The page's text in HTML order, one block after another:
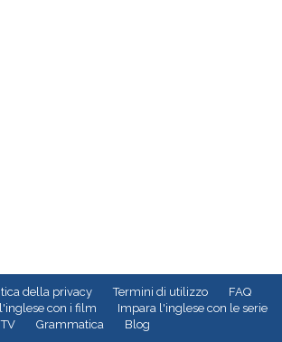
della privacy Termini di utilizzo
FAQ
con i film
Impara l'inglese con le serie
TV
Grammatica Blog